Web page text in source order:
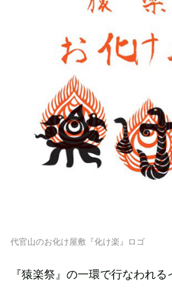
代官山のお化け屋敷『化け楽』ロゴ
『猿楽祭』の一環で行なわれ